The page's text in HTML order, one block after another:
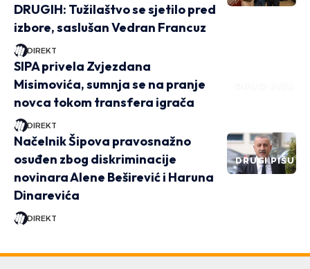
DRUGIH: Tužilaštvo se sjetilo pred
izbore, saslušan Vedran Francuz
DIREKT
SIPA privela Zvjezdana
Misimovića, sumnja se na pranje
novca tokom transfera igrača
DIREKT
DRUGI PIŠU
Načelnik Šipova pravosnažno
osuđen zbog diskriminacije
novinara Alene Beširević i Haruna
Dinarevića
DIREKT